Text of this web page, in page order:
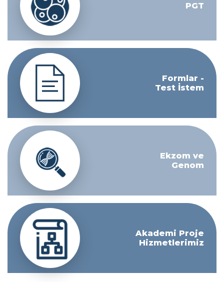
PGT
Formlar -
Test İstem
Ekzom ve
Genom
Akademi Proje
Hizmetlerimiz